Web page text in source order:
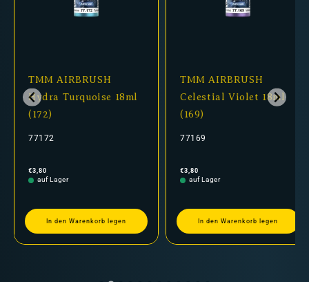
TMM AIRBRUSH
Hydra Turquoise 18ml
(172)
77172
Normaler
Preis
€3,80
auf Lager
In den Warenkorb legen
TMM AIRBRUSH
Celestial Violet 18ml
(169)
77169
Normaler
Preis
€3,80
auf Lager
In den Warenkorb legen